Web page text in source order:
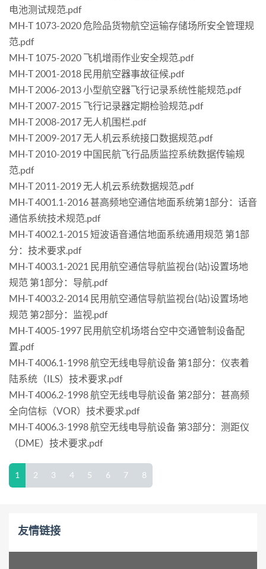
电池测试规范.pdf
MH-T 1073-2020 危险品货物航空运输存储场所安全管理规
范.pdf
MH-T 1075-2020 飞机增雨作业安全规范.pdf
MH-T 2001-2018 民用航空器事故征候.pdf
MH-T 2006-2013 小型航空器飞行记录系统性能规范.pdf
MH-T 2007-2015 飞行记录器定期检验规范.pdf
MH-T 2008-2017 无人机围栏.pdf
MH-T 2009-2017 无人机云系统接口数据规范.pdf
MH-T 2010-2019 中国民航飞行品质监控系统数据传输规
范.pdf
MH-T 2011-2019 无人机云系统数据规范.pdf
MH-T 4001.1-2016 甚高频地空通信地面系统第1部分：话音
通信系统技术规范.pdf
MH-T 4002.1-2015 短波语音通信地面系统通用规范 第1部
分：技术要求.pdf
MH-T 4003.1-2021 民用航空通信导航监视台(站)设置场地
规范 第1部分：导航.pdf
MH-T 4003.2-2014 民用航空通信导航监视台(站)设置场地
规范 第2部分：监视.pdf
MH-T 4005-1997 民用航空机场塔台空中交通管制设备配
置.pdf
MH-T 4006.1-1998 航空无线电导航设备 第1部分：仪表着
陆系统（ILS）技术要求.pdf
MH-T 4006.2-1998 航空无线电导航设备 第2部分：甚高频
全向信标（VOR）技术要求.pdf
MH-T 4006.3-1998 航空无线电导航设备 第3部分：测距仪
（DME）技术要求.pdf
1 2 3 4 5 6 7 8
友情链接